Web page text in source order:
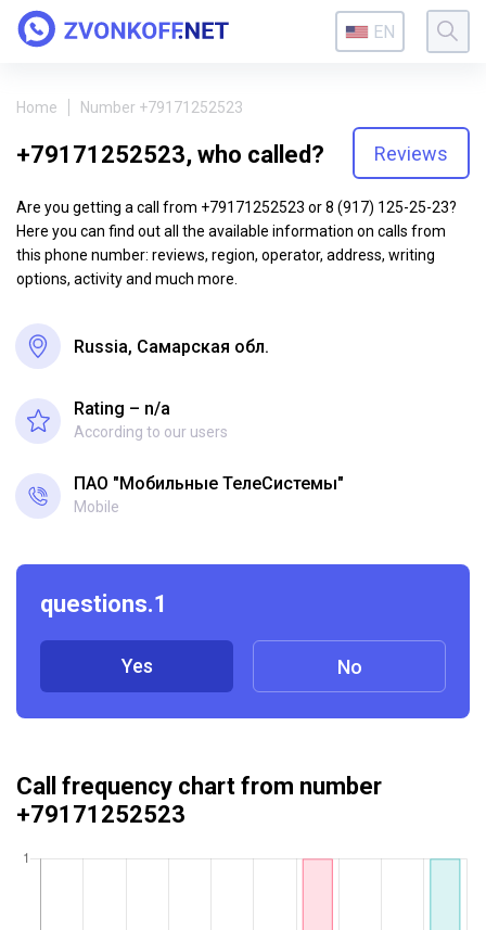
EN
Home Number +79171252523
+79171252523, who called? Reviews
Are you getting a call from +79171252523 or 8 (917) 125-25-23?
Here you can find out all the available information on calls from
this phone number: reviews, region, operator, address, writing
options, activity and much more.
Russia, Самарская обл.
Rating – n/a
According to our users
ПАО "Мобильные ТелеСистемы"
Mobile
questions.1
Yes No
Call frequency chart from number
+79171252523